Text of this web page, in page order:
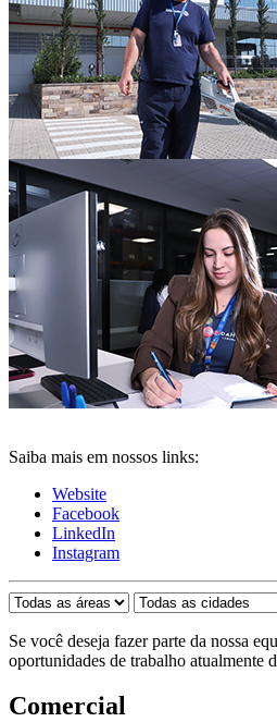
Saiba mais em nossos links:
Website
Facebook
LinkedIn
Instagram
Se você deseja fazer parte da nossa
oportunidades de trabalho atualmente
Comercial